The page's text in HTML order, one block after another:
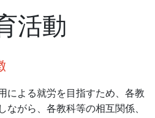
活動
による就労を目指すため、各教
ながら、各教科等の相互関係、